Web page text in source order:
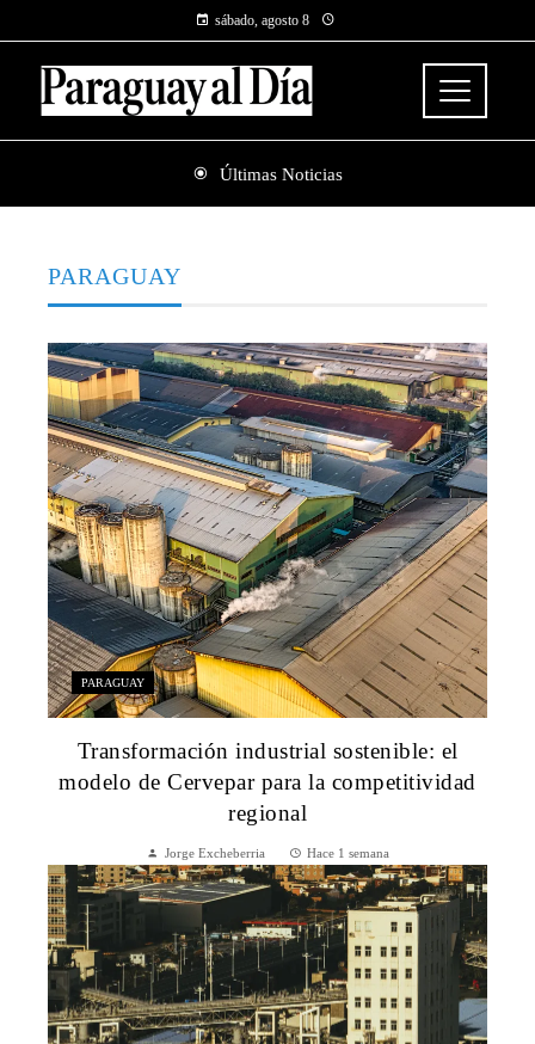
sábado, agosto 8
Últimas Noticias
PARAGUAY
PARAGUAY
Transformación industrial sostenible: el
modelo de Cervepar para la competitividad
regional
Jorge Excheberria Hace 1 semana